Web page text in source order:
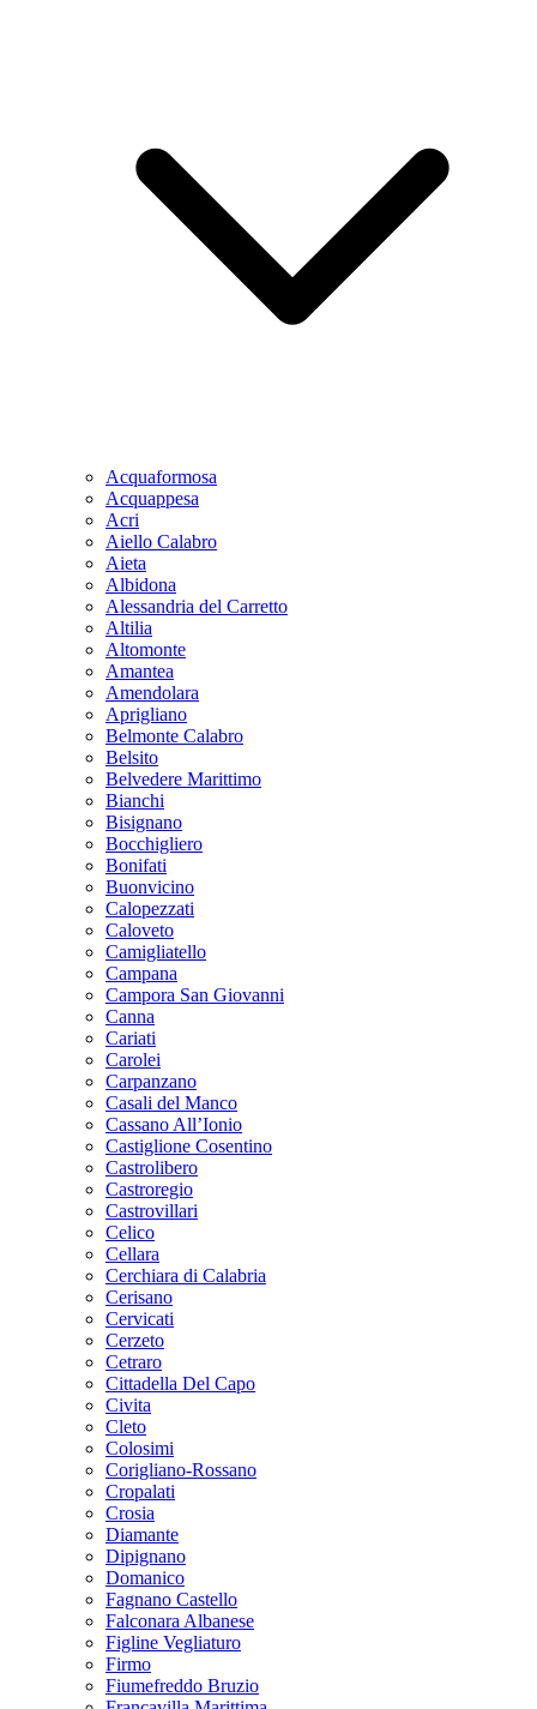
Acquaformosa
Acquappesa
Acri
Aiello Calabro
Aieta
Albidona
Alessandria del Carretto
Altilia
Altomonte
Amantea
Amendolara
Aprigliano
Belmonte Calabro
Belsito
Belvedere Marittimo
Bianchi
Bisignano
Bocchigliero
Bonifati
Buonvicino
Calopezzati
Caloveto
Camigliatello
Campana
Campora San Giovanni
Canna
Cariati
Carolei
Carpanzano
Casali del Manco
Cassano All’Ionio
Castiglione Cosentino
Castrolibero
Castroregio
Castrovillari
Celico
Cellara
Cerchiara di Calabria
Cerisano
Cervicati
Cerzeto
Cetraro
Cittadella Del Capo
Civita
Cleto
Colosimi
Corigliano-Rossano
Cropalati
Crosia
Diamante
Dipignano
Domanico
Fagnano Castello
Falconara Albanese
Figline Vegliaturo
Firmo
Fiumefreddo Bruzio